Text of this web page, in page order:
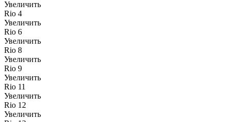
Увеличить
Rio 4
Увеличить
Rio 6
Увеличить
Rio 8
Увеличить
Rio 9
Увеличить
Rio 11
Увеличить
Rio 12
Увеличить